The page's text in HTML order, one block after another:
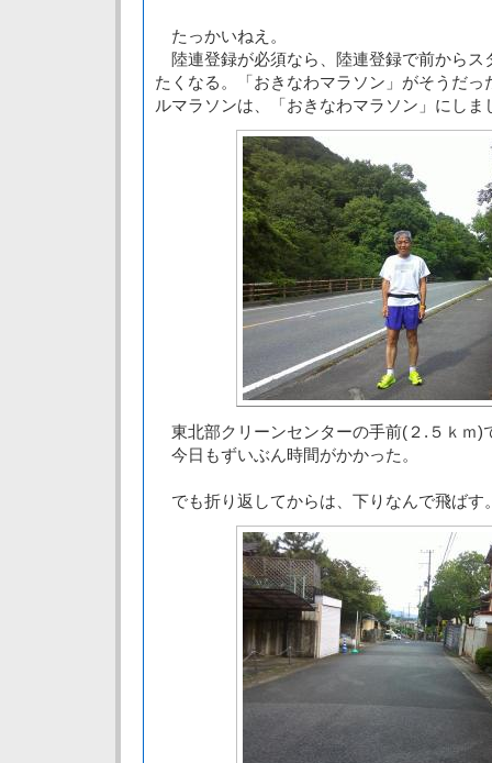
たっかいねえ。
陸連登録が必須なら、陸連登録で前からス
たくなる。「おきなわマラソン」がそうだ
ルマラソンは、「おきなわマラソン」にしま
東北部クリーンセンターの手前(２.５ｋｍ)
今日もずいぶん時間がかかった。
でも折り返してからは、下りなんで飛ばす